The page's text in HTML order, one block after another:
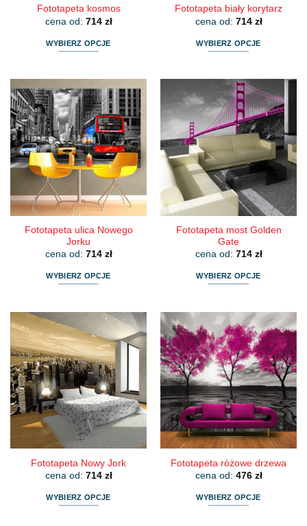
Fototapeta kosmos
cena od: 714 zł
WYBIERZ OPCJE
ma
wiele
wariantów.
Opcje
można
wybrać
na
stronie
produktu
Fototapeta biały korytarz
cena od: 714 zł
WYBIERZ OPCJE
ma
wiele
wariantów.
Opcje
można
wybrać
na
stronie
produktu
Fototapeta ulica Nowego
Jorku
cena od: 714 zł
WYBIERZ OPCJE
wiele
wariantów.
Opcje
można
wybrać
na
stronie
produktu
Fototapeta most Golden
Gate
cena od: 714 zł
WYBIERZ OPCJE
ma
wiele
wariantów.
Opcje
można
wybrać
na
stronie
produktu
Fototapeta Nowy Jork
cena od: 714 zł
WYBIERZ OPCJE
Fototapeta różowe drzewa
cena od: 476 zł
WYBIERZ OPCJE